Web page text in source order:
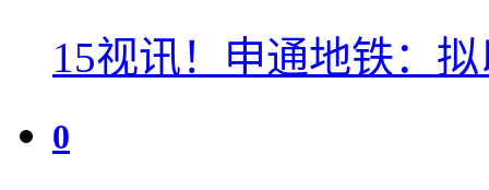
15视讯！申通地铁：
0